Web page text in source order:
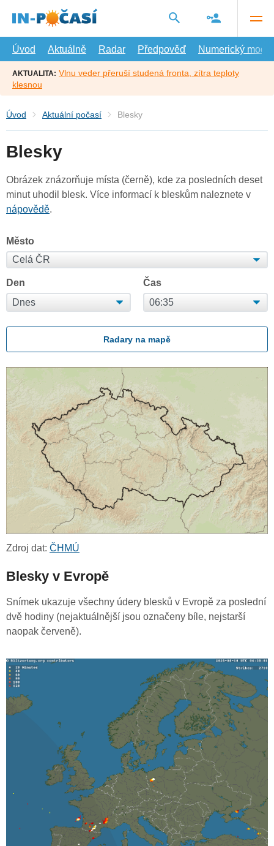
hlavní
Úvod
Aktuálně Radar Předpověď Numerický model
AKTUALITA: Vlnu veder přeruší studená fronta, zítra teploty
klesnou
Úvod Aktuální počasí Blesky
Blesky
Obrázek znázorňuje místa (černě), kde za posledních deset
minut uhodil blesk. Více informací k bleskům naleznete v
nápovědě.
Město
Den Čas
Radary na mapě
Zdroj dat: ČHMÚ
Blesky v Evropě
Snímek ukazuje všechny údery blesků v Evropě za poslední
dvě hodiny (nejaktuálnější jsou označeny bíle, nejstarší
naopak červeně).